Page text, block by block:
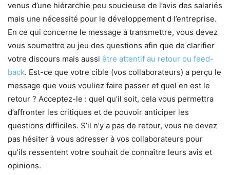
venus d’une hiérarchie peu soucieuse de l’avis des salariés
mais une nécessité pour le développement d l’entreprise.
En ce qui concerne le message à transmettre, vous devez
vous soumettre au jeu des questions afin que de clarifier
votre discours mais aussi être attentif au retour ou feed-
back. Est-ce que votre cible (vos collaborateurs) a perçu le
message que vous vouliez faire passer et quel en est le
retour ? Acceptez-le : quel qu’il soit, cela vous permettra
d’affronter les critiques et de pouvoir anticiper les
questions difficiles. S’il n’y a pas de retour, vous ne devez
pas hésiter à vous adresser à vos collaborateurs pour
qu’ils ressentent votre souhait de connaître leurs avis et
opinions.